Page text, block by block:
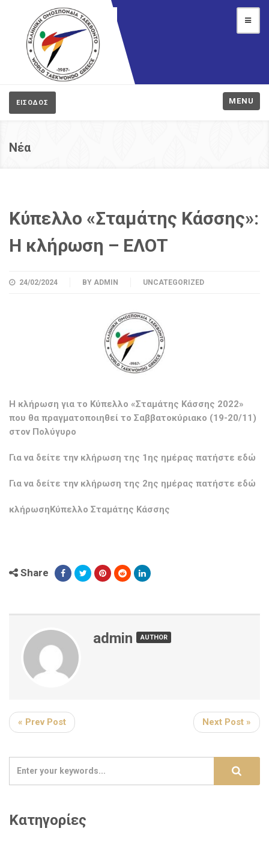
ΕΙΣΟΔΟΣ MENU
Νέα
Κύπελλο «Σταμάτης Κάσσης»:
Η κλήρωση – ΕΛΟΤ
24/02/2024 BY ADMIN UNCATEGORIZED
Η κλήρωση για το Κύπελλο «Σταμάτης Κάσσης 2022»
που θα πραγματοποιηθεί το Σαββατοκύριακο (19-20/11)
στον Πολύγυρο
Για να δείτε την κλήρωση της 1ης ημέρας πατήστε εδώ
Για να δείτε την κλήρωση της 2ης ημέρας πατήστε εδώ
κλήρωσηΚύπελλο Σταμάτης Κάσσης
Share
admin AUTHOR
« Prev Post Next Post »
Κατηγορίες